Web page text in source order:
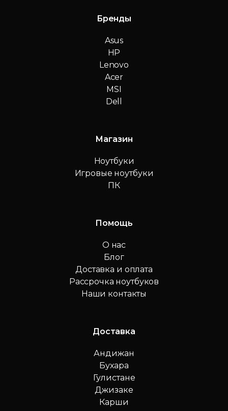
Бренды
Asus
HP
Lenovo
Acer
MSI
Dell
Магазин
Ноутбуки
Игровые ноутбуки
ПК
Помощь
О нас
Блог
Доставка и оплата
Рассрочка ноутбуков
Наши контакты
Доставка
Андижан
Бухара
Гулистане
Джизаке
Карши